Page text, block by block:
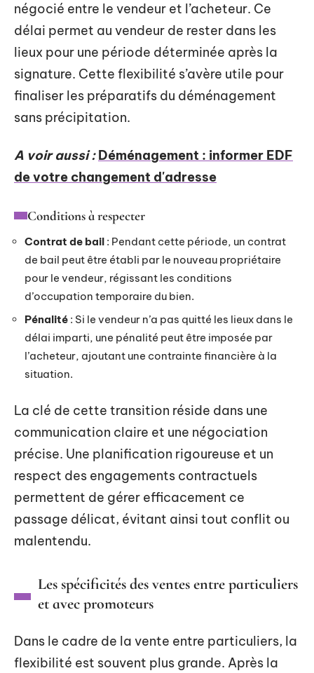
négocié entre le vendeur et l’acheteur. Ce
délai permet au vendeur de rester dans les
lieux pour une période déterminée après la
signature. Cette flexibilité s’avère utile pour
finaliser les préparatifs du déménagement
sans précipitation.
A voir aussi : Déménagement : informer EDF
de votre changement d'adresse
Conditions à respecter
Contrat de bail : Pendant cette période, un contrat
de bail peut être établi par le nouveau propriétaire
pour le vendeur, régissant les conditions
d’occupation temporaire du bien.
Pénalité : Si le vendeur n’a pas quitté les lieux dans le
délai imparti, une pénalité peut être imposée par
l’acheteur, ajoutant une contrainte financière à la
situation.
La clé de cette transition réside dans une
communication claire et une négociation
précise. Une planification rigoureuse et un
respect des engagements contractuels
permettent de gérer efficacement ce
passage délicat, évitant ainsi tout conflit ou
malentendu.
Les spécificités des ventes entre particuliers
et avec promoteurs
Dans le cadre de la vente entre particuliers, la
flexibilité est souvent plus grande. Après la